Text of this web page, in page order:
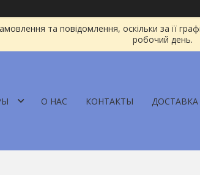
та повідомлення, оскільки за її
робочий день.
О НАС КОНТАКТЫ